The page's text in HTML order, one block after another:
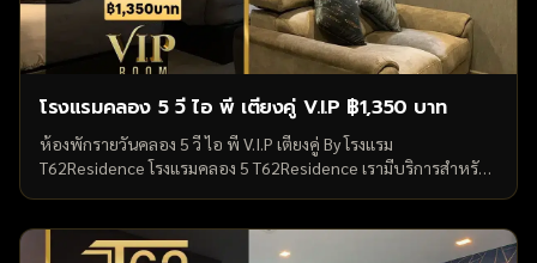
โรงแรมคลอง 5 วี ไอ พี เตียงคู่ V.I.P ฿1,350 บาท
ห้องพักรายวันคลอง 5 วี ไอ พี V.I.P เตียงคู่ By โรงแรม
T62Residence โรงแรมคลอง 5 T62Residence เรามีบริการสำหรับ